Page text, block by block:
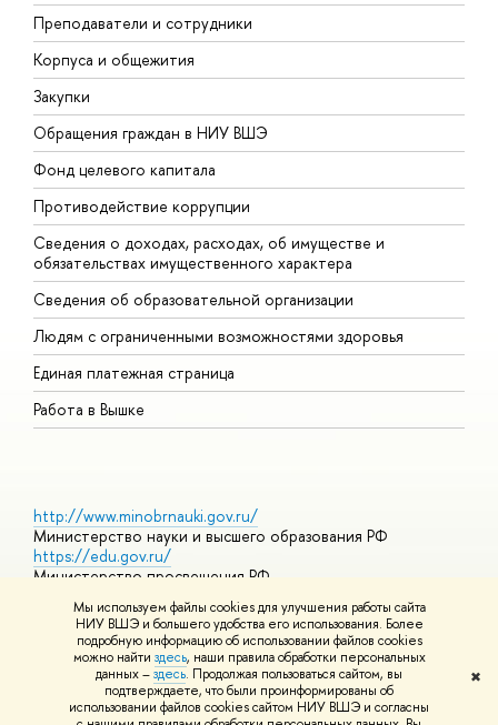
Мы используем файлы cookies для улучшения работы сайта
НИУ ВШЭ и большего удобства его использования. Более
подробную информацию об использовании файлов cookies
можно найти здесь, наши правила обработки персональных
данных –здесь. Продолжая пользоваться сайтом, вы
подтверждаете, что были проинформированы об
использовании файлов cookies сайтом НИУ ВШЭ и согласны
✖
Преподаватели и сотрудники
Корпуса и общежития
Закупки
Обращения граждан в НИУ ВШЭ
Фонд целевого капитала
Противодействие коррупции
Сведения о доходах, расходах, об имуществе и
обязательствах имущественного характера
Сведения об образовательной организации
Людям с ограниченными возможностями здоровья
Единая платежная страница
Работа в Вышке
http://www.minobrnauki.gov.ru/
Министерство науки и высшего образования РФ
https://edu.gov.ru/
Министерство просвещения РФ
Массовые открытые онлайн-курсы
© НИУ ВШЭ 1993–2026 Адреса и контактыУсловия
использования материалов Политика конфиденциальности